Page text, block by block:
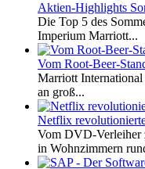
Aktien-Highlights
Die Top 5 des
Imperium Marriott...
Vom Root-Beer-
Marriott
an groß...
Netflix
Vom DVD-Verleiher
in Wohnzimmern